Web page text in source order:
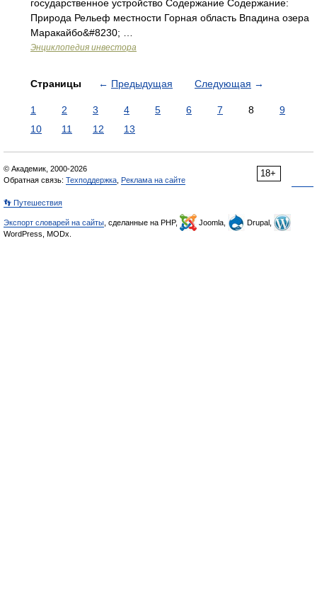
государственное устройство Содержание Содержание:
Природа Рельеф местности Горная область Впадина озера
Маракайбо&#8230; …
Энциклопедия инвестора
Страницы ← Предыдущая Следующая →
1 2 3 4 5 6 7 8
9
10
11 12 13
18+
© Академик, 2000-2026
Обратная связь: Техподдержка Реклама на сайте
👣 Путешествия
Экспорт словарей на сайты , сделанные на PHP, Joomla,
Drupal,
WordPress, MODx.